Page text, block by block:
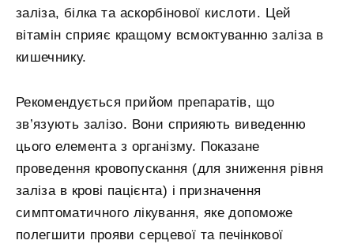
заліза, білка та аскорбінової кислоти. Цей
вітамін сприяє кращому всмоктуванню заліза в
кишечнику.
Рекомендується прийом препаратів, що
зв’язують залізо. Вони сприяють виведенню
цього елемента з організму. Показане
проведення кровопускання (для зниження рівня
заліза в крові пацієнта) і призначення
симптоматичного лікування, яке допоможе
полегшити прояви серцевої та печінкової